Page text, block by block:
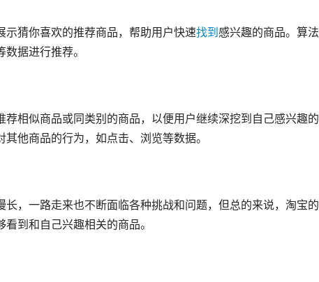
猜你喜欢的推荐商品，帮助用户快速找到感兴趣的商品。算
据进行推荐。
相似商品或同类别的商品，以便用户继续深挖到自己感兴趣
他商品的行为，如点击、浏览等数据。
，一路走来也不断面临各种挑战和问题，但总的来说，淘宝
到和自己兴趣相关的商品。